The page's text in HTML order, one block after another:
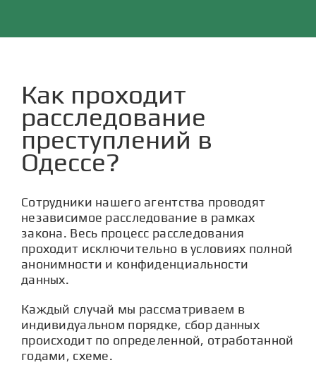
Как проходит
расследование
преступлений в
Одессе?
Сотрудники нашего агентства проводят
независимое расследование в рамках
закона. Весь процесс расследования
проходит исключительно в условиях полной
анонимности и конфиденциальности
данных.
Каждый случай мы рассматриваем в
индивидуальном порядке, сбор данных
происходит по определенной, отработанной
годами, схеме.